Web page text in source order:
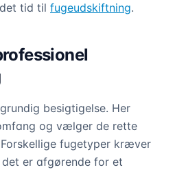
tid til fugeudskiftning.
besigtigelse. Her
og vælger de rette
fugetyper kræver
er afgørende for et